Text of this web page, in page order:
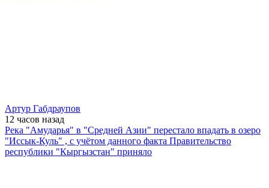
Артур Габдраупов
12 часов назад
Река "Амударья" в "Средней Азии" перестало впадать в озеро
"Иссык-Куль" , с учётом данного факта Правительство
республики "Кыргызстан" приняло